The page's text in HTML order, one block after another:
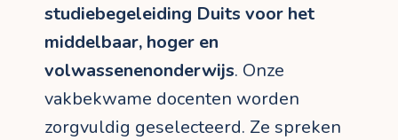
studiebegeleiding Duits voor het
middelbaar, hoger en
volwassenenonderwijs. Onze
vakbekwame docenten worden
zorgvuldig geselecteerd. Ze spreken